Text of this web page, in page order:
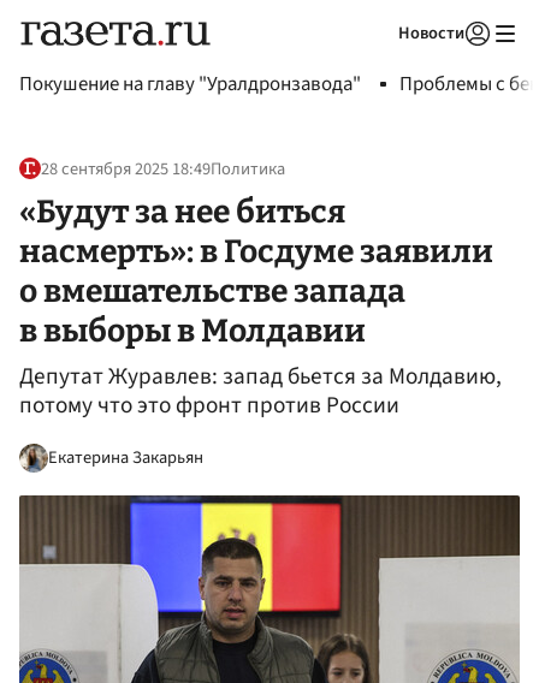
Новости
Покушение на главу "Уралдронзавода" Проблемы с
28 сентября 2025 18:49Политика
«Будут за нее биться
насмерть»: в Госдуме заявили
о вмешательстве запада
в выборы в Молдавии
Депутат Журавлев: запад бьется за Молдавию,
потому что это фронт против России
Екатерина Закарьян